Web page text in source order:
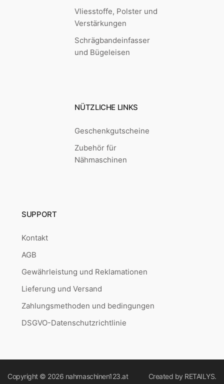
Vliesstoffe, Polster und
Verstärkungen
Schrägbandeinfasser
und Bügeleisen
NÜTZLICHE LINKS
Geschenkgutscheine
Zubehör für
Nähmaschinen
SUPPORT
Kontakt
AGB
Gewährleistung und Reklamationen
Lieferung und Versand
Zahlungsmethoden und bedingungen
DSGVO-Datenschutzrichtlinie
Copyright © 2026 nahmaschinen123.at Created by RETAILYS.